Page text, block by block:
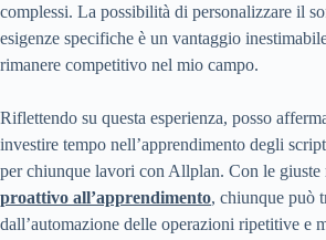
complessi. La possibilità di personalizzare il
esigenze specifiche è un vantaggio
rimanere competitivo nel mio campo.
Riflettendo su questa esperienza, posso
investire tempo nell’apprendimento degli
per chiunque lavori con Allplan. Con le giuste
proattivo all’apprendimento, chiunque può
dall’automazione delle operazioni ripetitive e